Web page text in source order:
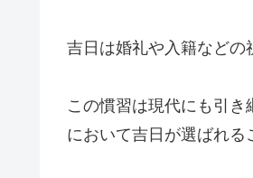
吉日は婚礼や入籍などの
この慣習は現代にも引
において吉日が選ばれる